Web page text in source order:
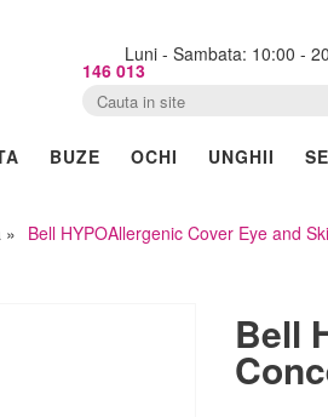
Luni - Sambata: 10:00 -
146 013
BUZE OCHI UNGHII
» Bell HYPOAllergenic Cover Eye and
Bell